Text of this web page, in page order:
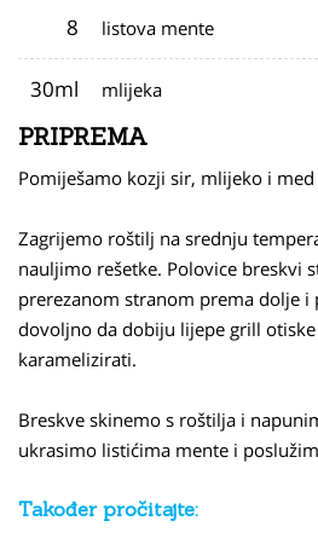
8 listova mente
30ml mlijeka
PRIPREMA
Pomiješamo kozji sir, mlijeko i
Zagrijemo roštilj na srednju
nauljimo rešetke. Polovice breskvi
prerezanom stranom prema dolje i
dovoljno da dobiju lijepe grill otiske
karamelizirati.
Breskve skinemo s roštilja i
ukrasimo listićima mente i
Također pročitajte: